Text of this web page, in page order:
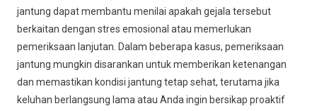
jantung dapat membantu menilai apakah gejala tersebut
berkaitan dengan stres emosional atau memerlukan
pemeriksaan lanjutan. Dalam beberapa kasus, pemeriksaan
jantung mungkin disarankan untuk memberikan ketenangan
dan memastikan kondisi jantung tetap sehat, terutama jika
keluhan berlangsung lama atau Anda ingin bersikap proaktif